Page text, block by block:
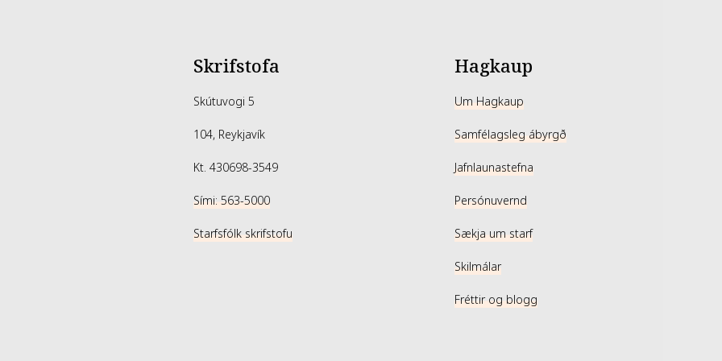
Skrifstofa
Skútuvogi 5
104, Reykjavík
Kt. 430698-3549
Sími: 563-5000
Starfsfólk skrifstofu
Hagkaup
Um Hagkaup
Samfélagsleg ábyrgð
Jafnlaunastefna
Persónuvernd
Sækja um starf
Skilmálar
Fréttir og blogg